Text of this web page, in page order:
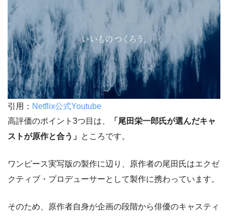
引用： Netflix公式Youtube
高評価のポイント3つ目は、
「尾田栄一郎氏が選んだキャ
ストが原作と合う」 ところです。
ワンピース実写版の製作に辺り、原作者の尾田氏はエクゼ
クティブ・プロデューサーとして製作に携わっています。
そのため、原作者自身が企画の段階から俳優のキャスティ